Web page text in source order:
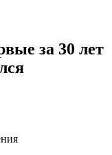
за 30 лет